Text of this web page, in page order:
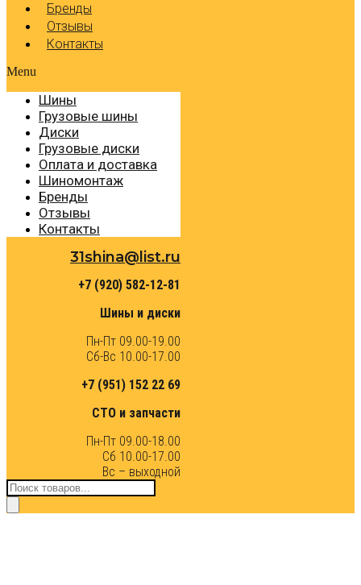
Бренды
Отзывы
Контакты
Menu
Шины
Грузовые шины
Диски
Грузовые диски
Оплата и доставка
Шиномонтаж
Бренды
Отзывы
Контакты
31shina@list.ru
+7 (920) 582-12-81
Шины и диски
Пн-Пт 09.00-19.00
Сб-Вс 10.00-17.00
+7 (951) 152 22 69
СТО и запчасти
Пн-Пт 09.00-18.00
Сб 10.00-17.00
Вс – выходной
Поиск
товаров